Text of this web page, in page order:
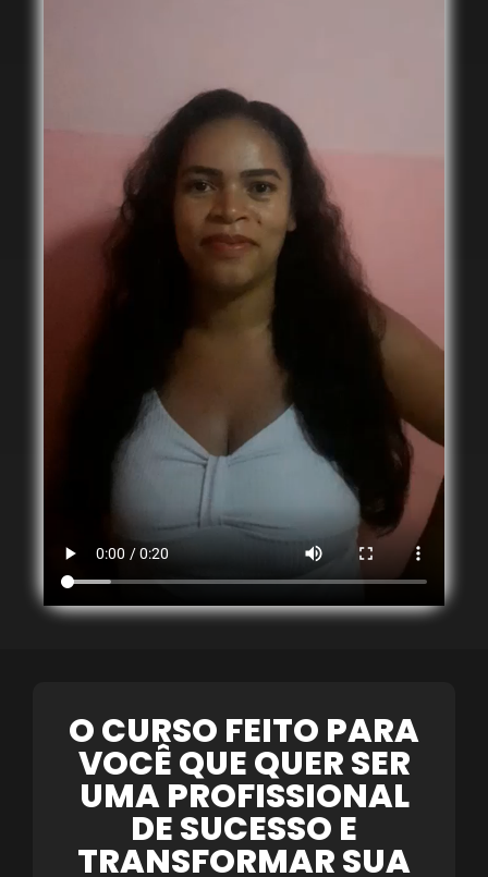
O CURSO FEITO PARA
VOCÊ QUE QUER SER
UMA PROFISSIONAL
DE SUCESSO E
TRANSFORMAR SUA